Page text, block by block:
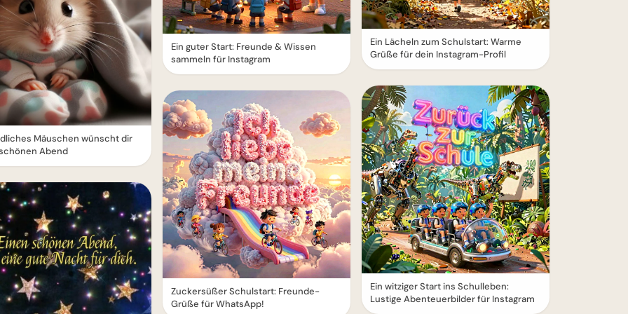
Mäuschen wünscht dir
Abend
Ein guter Start: Freunde & Wissen
sammeln für Instagram
Zuckersüßer Schulstart: Freunde-
Grüße für WhatsApp!
Ein Lächeln zum Schulstart: Warme
Grüße für dein Instagram-Profil
Ein witziger Start ins Schulleben:
Lustige Abenteuerbilder für Instagram